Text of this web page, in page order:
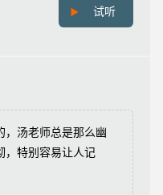
试听
，汤老师总是那么幽
，特别容易让人记